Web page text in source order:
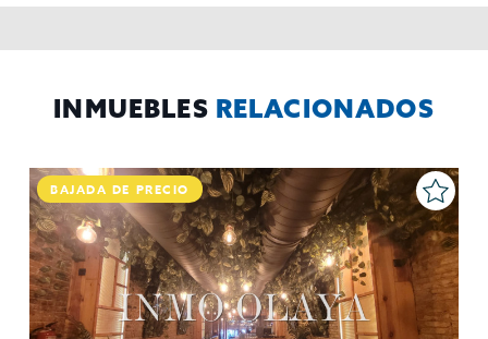
rectificar y suprimir los datos, solicitar la portabilidad de los
INMUEBLES RELACIONADOS
BAJADA DE PRECIO